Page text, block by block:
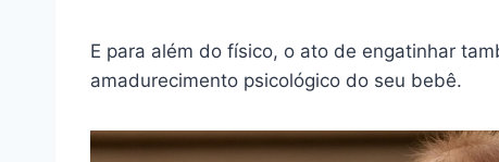
E para além do físico, o ato de engatinhar
amadurecimento psicológico do seu bebê.